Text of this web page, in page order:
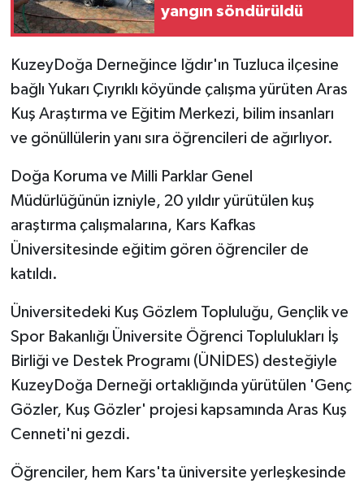
yangın söndürüldü
KuzeyDoğa Derneğince Iğdır'ın Tuzluca ilçesine
bağlı Yukarı Çıyrıklı köyünde çalışma yürüten Aras
Kuş Araştırma ve Eğitim Merkezi, bilim insanları
ve gönüllülerin yanı sıra öğrencileri de ağırlıyor.
Doğa Koruma ve Milli Parklar Genel
Müdürlüğünün izniyle, 20 yıldır yürütülen kuş
araştırma çalışmalarına, Kars Kafkas
Üniversitesinde eğitim gören öğrenciler de
katıldı.
Üniversitedeki Kuş Gözlem Topluluğu, Gençlik ve
Spor Bakanlığı Üniversite Öğrenci Toplulukları İş
Birliği ve Destek Programı (ÜNİDES) desteğiyle
KuzeyDoğa Derneği ortaklığında yürütülen 'Genç
Gözler, Kuş Gözler' projesi kapsamında Aras Kuş
Cenneti'ni gezdi.
Öğrenciler, hem Kars'ta üniversite yerleşkesinde